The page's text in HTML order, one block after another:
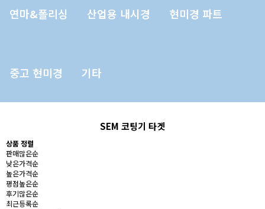
연마&폴리싱 산업용 내시경 현미경 파트
중고 현미경 기타
SEM 코팅기 타겟
상품 정렬
판매많은순
낮은가격순
높은가격순
평점높은순
후기많은순
최근등록순